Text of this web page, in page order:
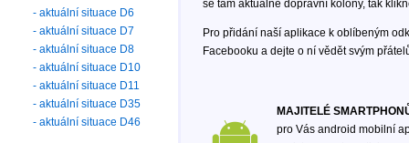
se tam aktuálně dopravní kolony, tak
Pro přidání naší aplikace k oblíbeným
Facebooku a dejte o ní vědět svým
MAJITELÉ
pro Vás android mobilní
- aktuální situace D6
- aktuální situace D7
- aktuální situace D8
- aktuální situace D10
- aktuální situace D11
- aktuální situace D35
- aktuální situace D46